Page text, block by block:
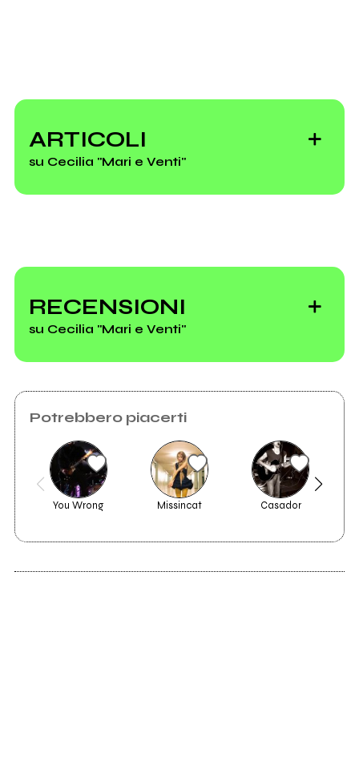
ARTICOLI
su Cecilia "Mari e Venti"
Video première:
dicembre"
RECENSIONI
su Cecilia "Mari e Venti"
Cinderella
Potrebbero piacerti
You Wrong Missincat Casador